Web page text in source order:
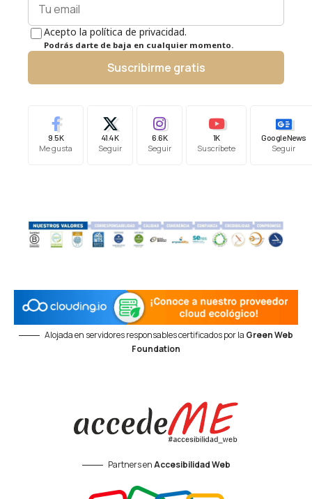
Acepto la política de privacidad.
Podrás darte de baja en cualquier momento.
Suscribirme gratis
9.5K
Me gusta
41.4K
Seguir
6.6K
Seguir
1K
Suscríbete
Google News
Seguir
Alojada en servidores responsables certificados por la Green Web
Foundation
Partners enAccesibilidad Web